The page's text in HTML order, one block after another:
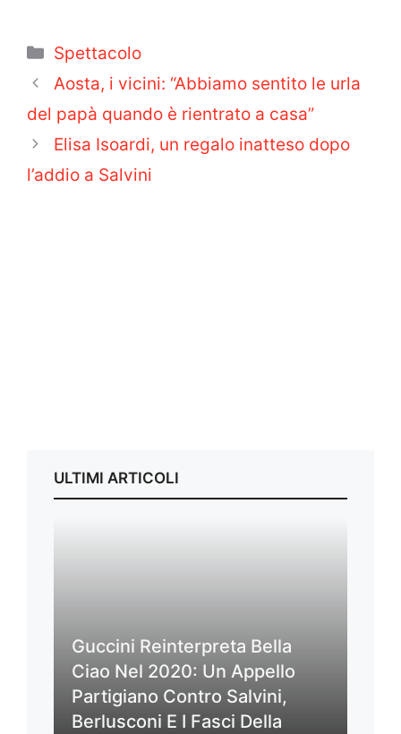
Categorie
Spettacolo
Aosta, i vicini: “Abbiamo sentito le urla
del papà quando è rientrato a casa”
Elisa Isoardi, un regalo inatteso dopo
l’addio a Salvini
ULTIMI ARTICOLI
Guccini Reinterpreta Bella
Ciao Nel 2020: Un Appello
Partigiano Contro Salvini,
Berlusconi E I Fasci Della